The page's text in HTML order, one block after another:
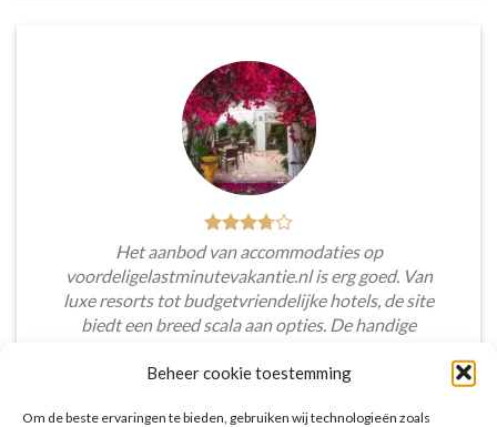
Beheer cookie toestemming
Om de beste ervaringen te bieden, gebruiken wij technologieën zoals
Het aanbod van accommodaties op
voordeligelastminutevakantie.nl is erg goed. Van
luxe resorts tot budgetvriendelijke hotels, de site
biedt een breed scala aan opties. De handige
accommodaties te vinden die aansluiten bij mijn